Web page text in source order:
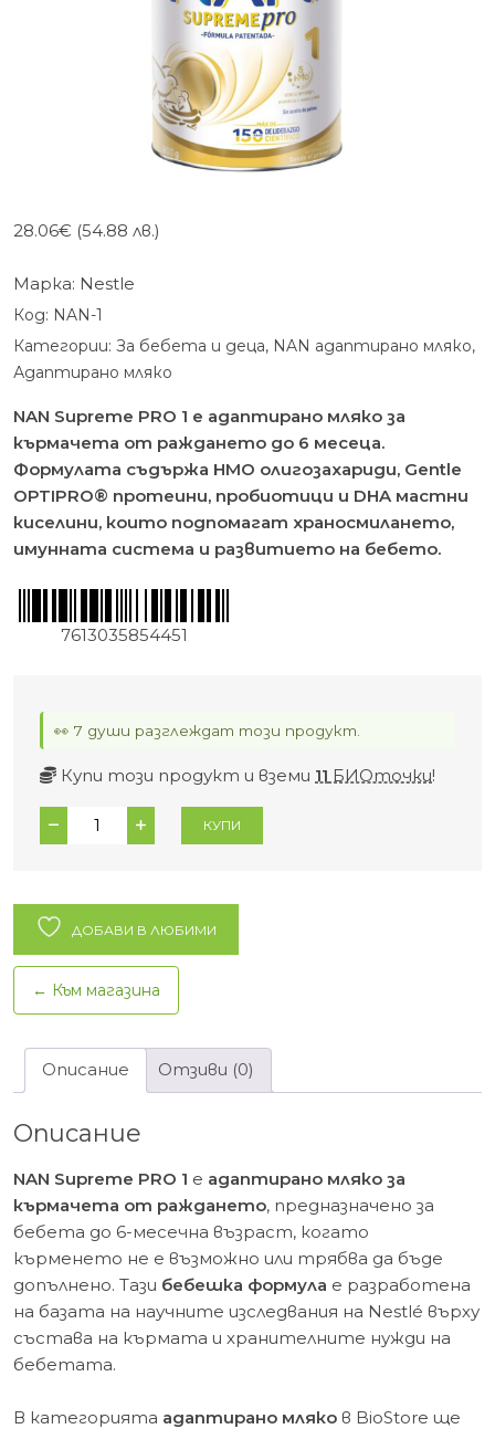
28.06€ (54.88 лв.)
Марка: Nestle
Код: NAN-1
Категории: За бебета и деца, NAN адаптирано мляко,
Адаптирано мляко
NAN Supreme PRO 1 е адаптирано мляко за
кърмачета от раждането до 6 месеца.
Формулата съдържа HMO олигозахариди, Gentle
OPTIPRO® протеини, пробиотици и DHA мастни
киселини, които подпомагат храносмилането,
имунната система и развитието на бебето.
7613035854451
👀 7 души разглеждат този продукт.
Купи този продукт и вземи 11 БИОточки!
количество
за
PRO
1
800гр.
КУПИ
ДОБАВИ В ЛЮБИМИ
← Към магазина
Описание Отзиви (0)
Описание
NAN Supreme PRO 1 е адаптирано мляко за
кърмачета от раждането, предназначено за
бебета до 6-месечна възраст, когато
кърменето не е възможно или трябва да бъде
допълнено. Тази бебешка формула е разработена
на базата на научните изследвания на Nestlé върху
състава на кърмата и хранителните нужди на
бебетата.
В категорията адаптирано мляко в BioStore ще